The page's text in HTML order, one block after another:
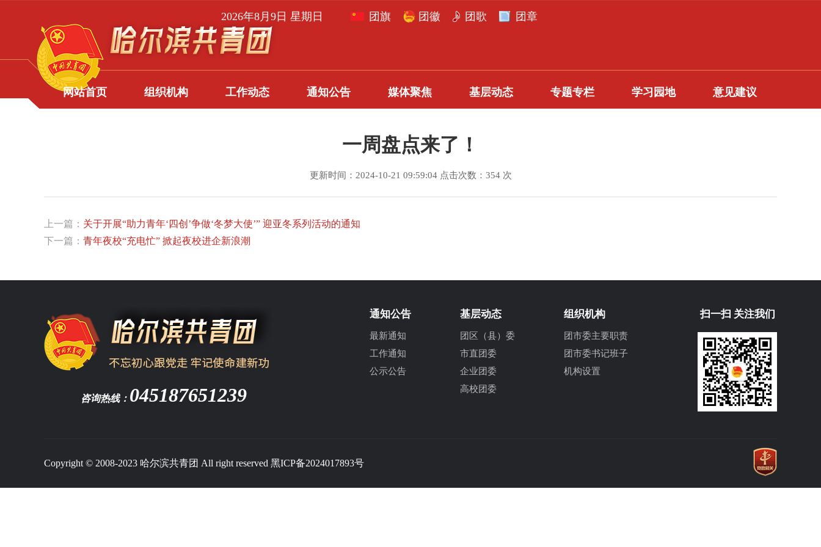
2026年8月9日 星期日 团旗 团徽 团歌 团章
网站首页 组织机构 工作动态 通知公告 媒体聚焦 基层动态 专题专栏 学习园地 意见建议
一周盘点来了！
更新时间：2024-10-21 09:59:04 点击次数：354 次
上一篇： 关于开展“助力青年‘四创’争做‘冬梦大使’” 迎亚冬系列活动的通知
下一篇： 青年夜校“充电忙” 掀起夜校进企新浪潮
咨询热线： 045187651239
通知公告
最新通知
工作通知
公示公告
基层动态
团区（县）委
市直团委
企业团委
高校团委
组织机构
团市委主要职责
团市委书记班子
机构设置
扫一扫 关注我们
Copyright © 2008-2023 哈尔滨共青团 All right reserved 黑ICP备2024017893号